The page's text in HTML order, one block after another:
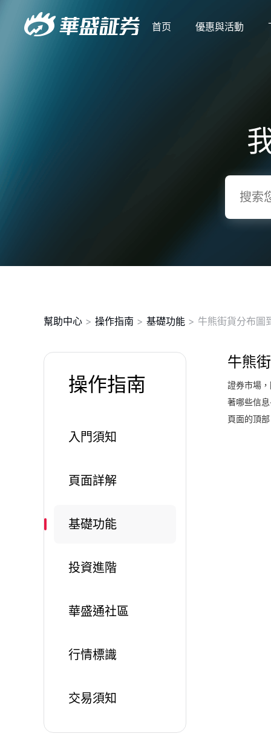
首页 優惠與活動
幫助中心 > 操作指南 > 基礎功能 > 牛熊街貨分布圖
操作指南
入門須知
頁面詳解
基礎功能
投資進階
華盛通社區
行情標識
交易須知
牛熊
證券市場
著哪些信
頁面的頂